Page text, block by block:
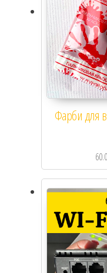
Фарби для